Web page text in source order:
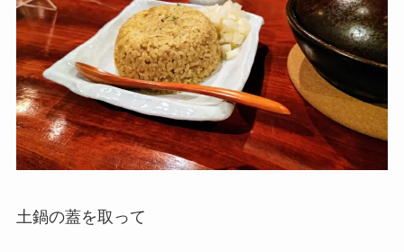
土鍋の蓋を取って